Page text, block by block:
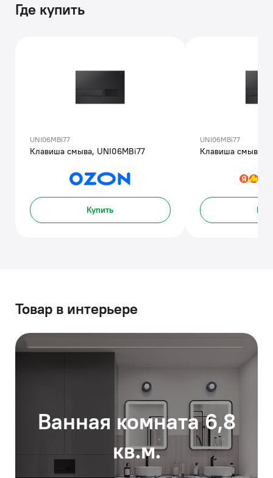
Где купить
UNI06MBi77
Клавиша смыва, UNI06MBi77
Купить
UNI06MBi77
Клавиша смыва,
Товар в интерьере
Ванная комната 6,8
кв.м.